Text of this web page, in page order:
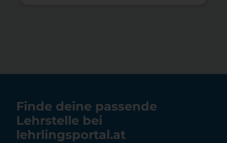
Finde deine passende
Lehrstelle bei
lehrlingsportal.at